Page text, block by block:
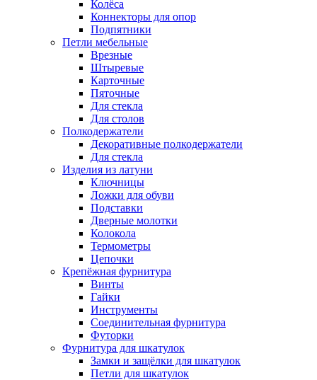
Колёса
Коннекторы для опор
Подпятники
Петли мебельные
Врезные
Штыревые
Карточные
Пяточные
Для стекла
Для столов
Полкодержатели
Декоративные полкодержатели
Для стекла
Изделия из латуни
Ключницы
Ложки для обуви
Подставки
Дверные молотки
Колокола
Термометры
Цепочки
Крепёжная фурнитура
Винты
Гайки
Инструменты
Соединительная фурнитура
Футорки
Фурнитура для шкатулок
Замки и защёлки для шкатулок
Петли для шкатулок